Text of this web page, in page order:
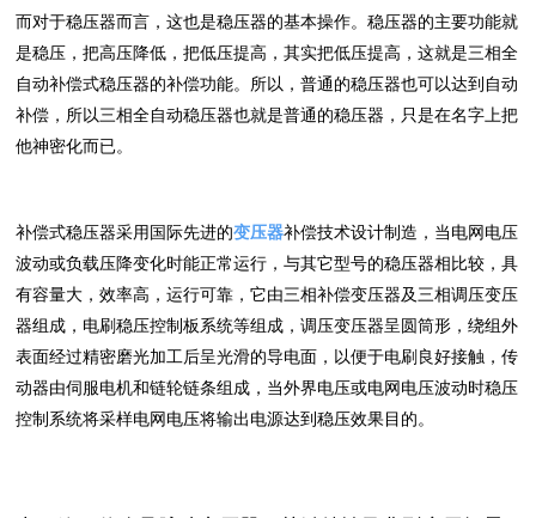
而对于稳压器而言，这也是稳压器的基本操作。稳压器的主要功能就
是稳压，把高压降低，把低压提高，其实把低压提高，这就是三相全
自动补偿式稳压器的补偿功能。所以，普通的稳压器也可以达到自动
补偿，所以三相全自动稳压器也就是普通的稳压器，只是在名字上把
他神密化而已。
补偿式稳压器采用国际先进的变压器补偿技术设计制造，当电网电压
波动或负载压降变化时能正常运行，与其它型号的稳压器相比较，具
有容量大，效率高，运行可靠，它由三相补偿变压器及三相调压变压
器组成，电刷稳压控制板系统等组成，调压变压器呈圆筒形，绕组外
表面经过精密磨光加工后呈光滑的导电面，以便于电刷良好接触，传
动器由伺服电机和链轮链条组成，当外界电压或电网电压波动时稳压
控制系统将采样电网电压将输出电源达到稳压效果目的。